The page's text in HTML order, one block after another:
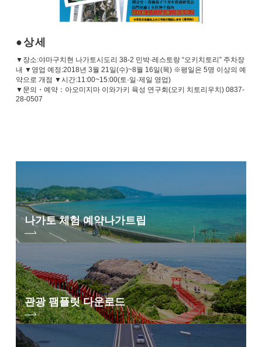
상세
▼장소:야마구치현 나가토시도리 38-2 민박·레스토랑 “오키치토리” 주차장
내 ▼영업 예정:2018년 3월 21일(수)~8월 16일(목) ※평일은 5명 이상의 예
약으로 개점 ▼시간:11:00~15:00(토·일·제일 영업)
▼문의・예약：아오미지마 이와가키 육성 연구회(오키 치토리우치) 0837-
28-0507
나가토 체험 예약나가트립
관광 팸플릿 다운로드